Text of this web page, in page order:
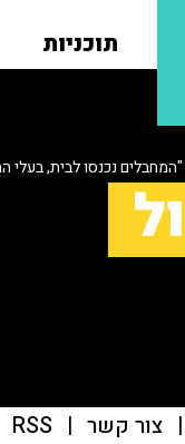
תוכניות
נכנסו לבית,
| צור קשר |
RSS